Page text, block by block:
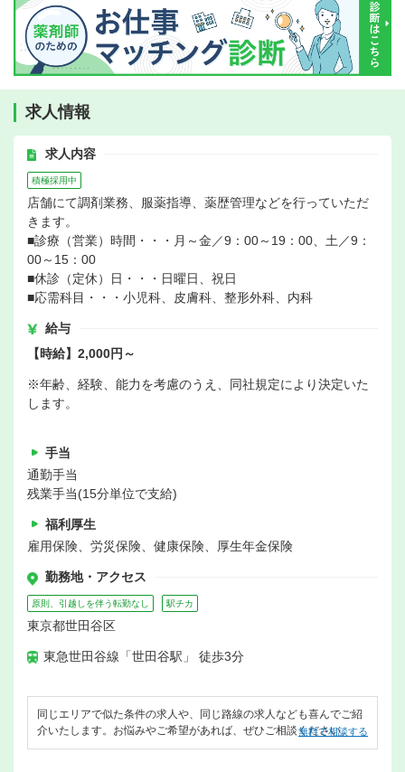
求人情報
求人内容
積極採用中
店舗にて調剤業務、服薬指導、薬歴管理などを行っていただ
きます。
■診療（営業）時間・・・月～金／9：00～19：00、土／9：
00～15：00
■休診（定休）日・・・日曜日、祝日
■応需科目・・・小児科、皮膚科、整形外科、内科
給与
【時給】2,000円～
※年齢、経験、能力を考慮のうえ、同社規定により決定いた
します。
手当
通勤手当
残業手当(15分単位で支給)
福利厚生
雇用保険、労災保険、健康保険、厚生年金保険
勤務地・アクセス
原則、引越しを伴う転勤なし 駅チカ
東京都世田谷区
東急世田谷線「世田谷駅」 徒歩3分
同じエリアで似た条件の求人や、同じ路線の求人なども喜んでご紹
介いたします。お悩みやご希望があれば、ぜひご相談ください。
無料で相談する